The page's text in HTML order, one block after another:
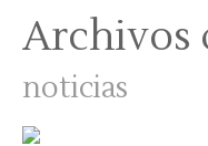
Archivos
noticias